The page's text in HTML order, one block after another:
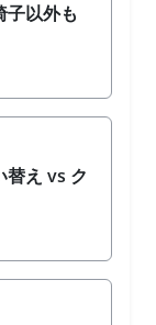
子以外も
替え vs ク